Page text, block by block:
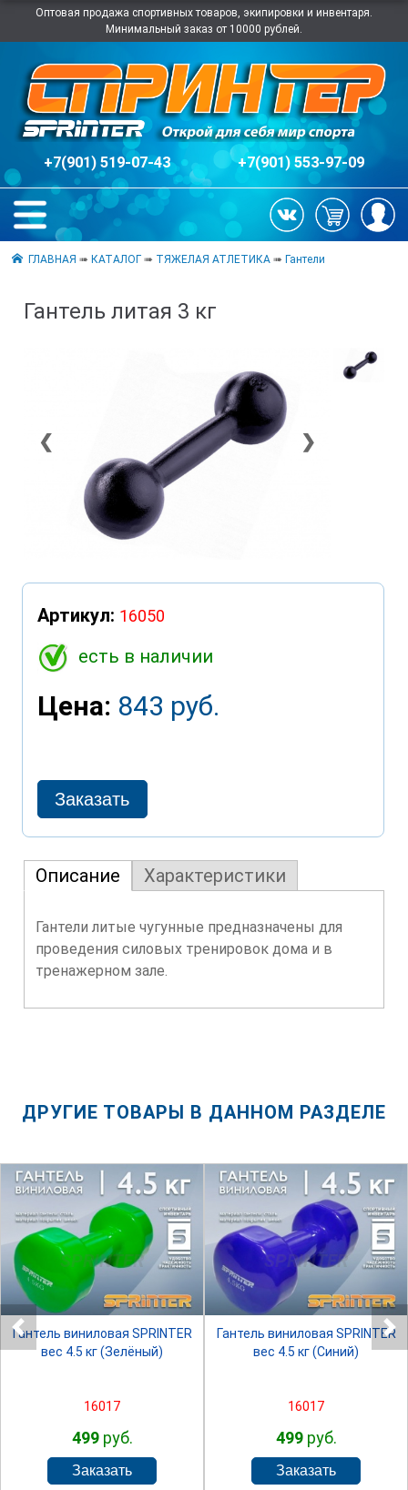
Оптовая продажа спортивных товаров, экипировки и инвентаря.
Минимальный заказ от 10000 рублей.
+7(901) 519-07-43 +7(901) 553-97-09
ГЛАВНАЯ ➠КАТАЛОГ ➠ ТЯЖЕЛАЯ АТЛЕТИКА ➠Гантели
Гантель литая 3 кг
❮ ❯
Артикул: 16050
есть в наличии
Цена: 843 руб.
Описание Характеристики
Гантели литые чугунные предназначены для
проведения силовых тренировок дома и в
тренажерном зале.
ДРУГИЕ ТОВАРЫ В ДАННОМ РАЗДЕЛЕ
SPRINTER
Гантель виниловая SPRINTER
вес 4.5 кг (Зелёный)
16017
499руб.
SPRINTER
Гантель виниловая SPRINTER
вес 4.5 кг (Синий)
16017
499руб.